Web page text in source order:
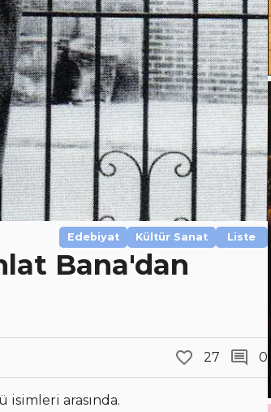
Edebiyat Kültür Sanat Liste
Bana'dan
27 0
isimleri arasında.